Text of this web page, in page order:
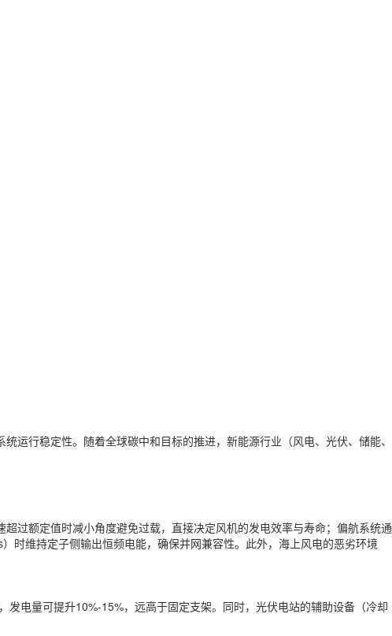
运行稳定性。随着全球碳中和目标的推进，新能源行业（风电、光伏、储能、
过额定值时减小角度避免过载，直接决定风机的发电效率与寿命；偏航系统通
时维持定子侧输出恒频电能，确保并网兼容性。此外，海上风电的恶劣环境
电量可提升10%-15%，远高于固定支架。同时，光伏电站的辅助设备（冷却